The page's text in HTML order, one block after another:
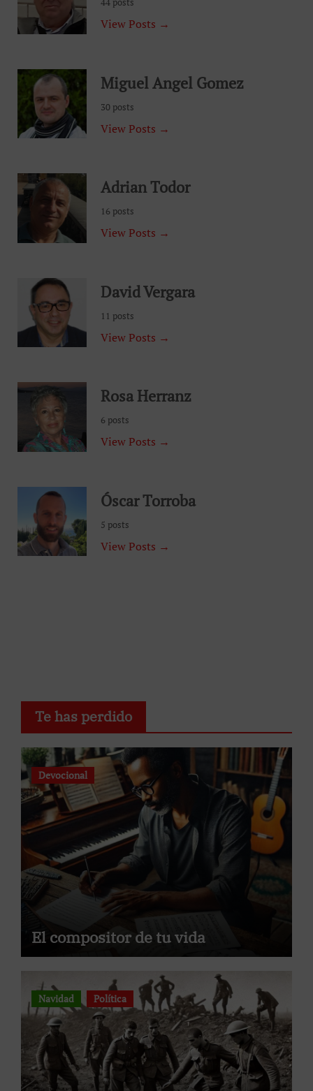
44 posts
View Posts →
Miguel Angel Gomez
30 posts
View Posts →
Adrian Todor
16 posts
View Posts →
David Vergara
11 posts
View Posts →
Rosa Herranz
6 posts
View Posts →
Óscar Torroba
5 posts
View Posts →
Te has perdido
Devocional
El compositor de tu vida
Navidad Política